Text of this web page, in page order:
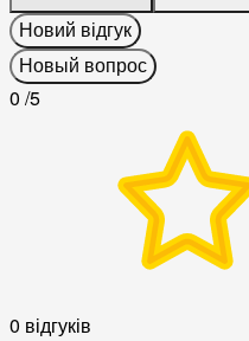
Новий відгук
Новый вопрос
0 /5
0 відгуків